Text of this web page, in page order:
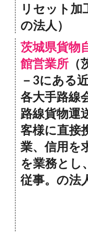
リセット加
の法人）
茨城県貨物
館営業所
－3にある
各大手路線
路線貨物運
客様に直接
業、信用を
を業務とし
従事。の法